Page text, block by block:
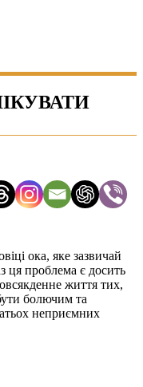
ока, яке зазвичай
ця проблема є досить
життя тих,
болючим та
неприємних